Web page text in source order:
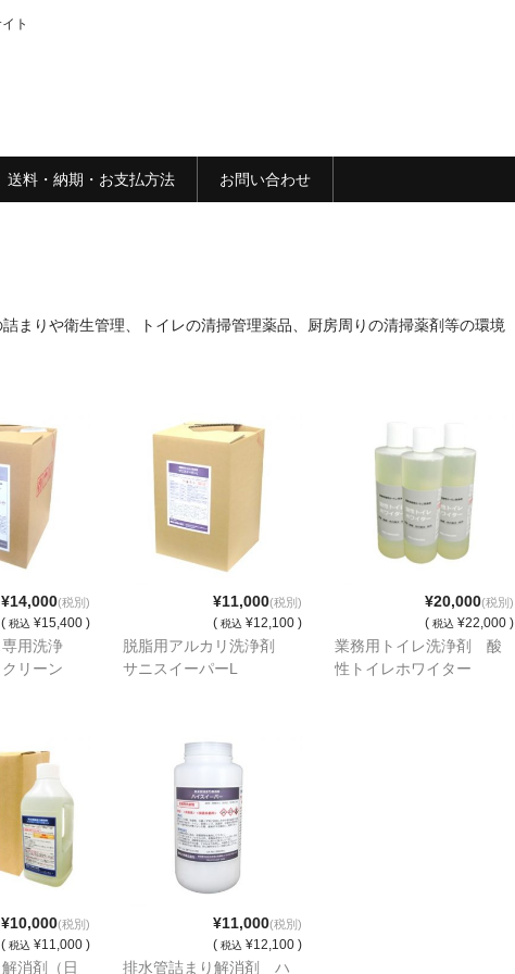
ト
送料・納期・お支払方法 お問い合わせ
まりや衛生管理、トイレの清掃管理薬品、厨房周りの清掃薬剤等の環境
¥14,000(税別)
( 税込 ¥15,400 )
用洗浄
リーン
¥11,000(税別)
( 税込 ¥12,100 )
脱脂用アルカリ洗浄剤
サニスイーパーL
¥20,000(税別)
( 税込 ¥22,000 )
業務用トイレ洗浄剤 酸
性トイレホワイター
¥10,000(税別)
( 税込 ¥11,000 )
消剤（日
¥11,000(税別)
( 税込 ¥12,100 )
排水管詰まり解消剤 ハ